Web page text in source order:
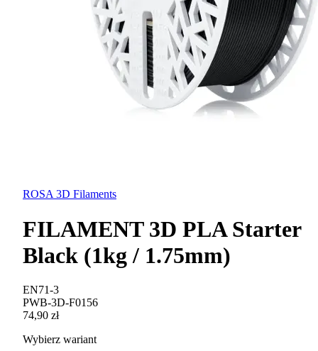
ROSA 3D Filaments
FILAMENT 3D PLA Starter
Black (1kg / 1.75mm)
EN71-3
PWB-3D-F0156
74,90 zł
Wybierz wariant